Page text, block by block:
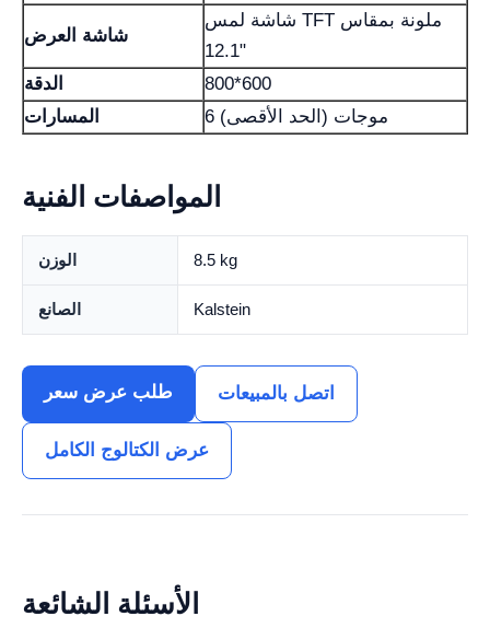
شاشة العرض
شاشة لمس TFT ملونة بمقاس
12.1"
الدقة
800*600
المسارات
6 موجات (الحد الأقصى)
المواصفات الفنية
الوزن 8.5 kg
الصانع Kalstein
طلب عرض سعر اتصل بالمبيعات
عرض الكتالوج الكامل
الأسئلة الشائعة